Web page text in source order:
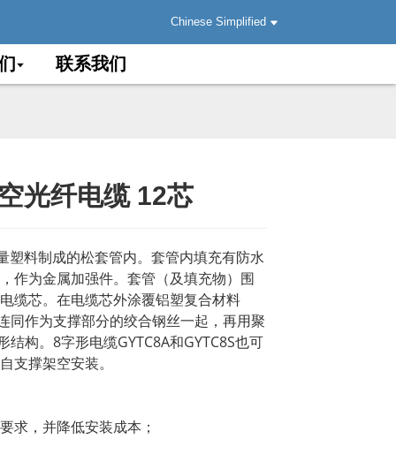
Chinese Simplified
联系我们
光纤电缆 12芯
塑料制成的松套管内。套管内填充有防水
作为金属加强件。套管（及填充物）围
缆芯。在电缆芯外涂覆铝塑复合材料
同作为支撑部分的绞合钢丝一起，再用聚
构。8字形电缆GYTC8A和GYTC8S也可
支撑架空安装。
求，并降低安装成本；